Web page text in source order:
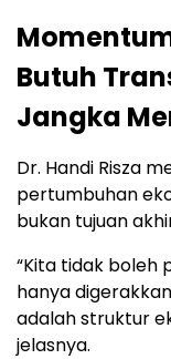
Butuh
Jangka
Dr. Handi Risza
pertumbuhan
bukan tujuan
“Kita tidak boleh
hanya
adalah struktur
jelasnya.